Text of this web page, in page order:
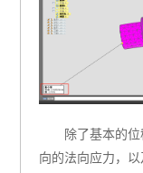
除了基本的
向的法向应力，